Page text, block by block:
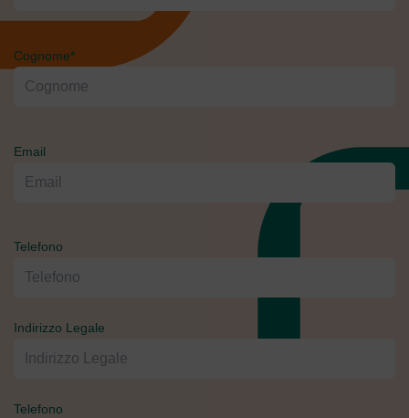
Cognome*
Email
Telefono
Indirizzo Legale
Telefono